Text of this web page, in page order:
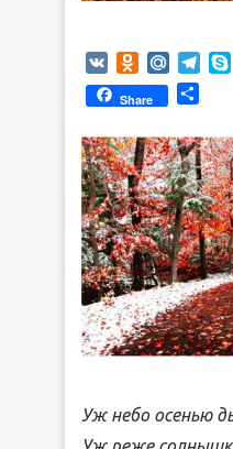
VK Mail.Ru
Share
Уж небо осенью